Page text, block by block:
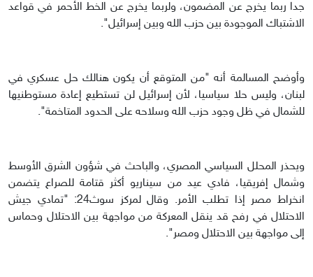
جدا ربما يخرج عن المضمون، ولربما يخرج عن الخط الأحمر في قواعد
الاشتباك الموجودة بين حزب الله وبين إسرائيل".
وأوضح المسالمة أنه "من المتوقع أن يكون هنالك حل عسكري في
لبنان، وليس حلا سياسيا، لأن إسرائيل لن تستطيع إعادة مستوطنيها
للشمال في ظل وجود حزب الله وسلاحه على الحدود المتاخمة".
ويحذر المحلل السياسي المصري، والباحث في شؤون الشرق الأوسط
وشمال إفريقيا، فادي عيد من سيناريو أكثر قتامة للصراع يتضمن
انخراط مصر إذا تطلب الأمر. وقال لمركز سوث24: "تمادي جيش
الاحتلال في رفح قد ينقل المعركة من مواجهة بين الاحتلال وحماس
إلى مواجهة بين الاحتلال ومصر".